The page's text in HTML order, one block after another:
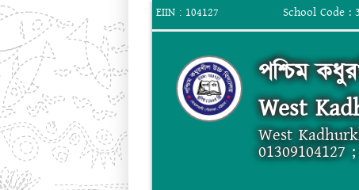
EIIN : 104127 School Code :
পশ্চিম
West
West